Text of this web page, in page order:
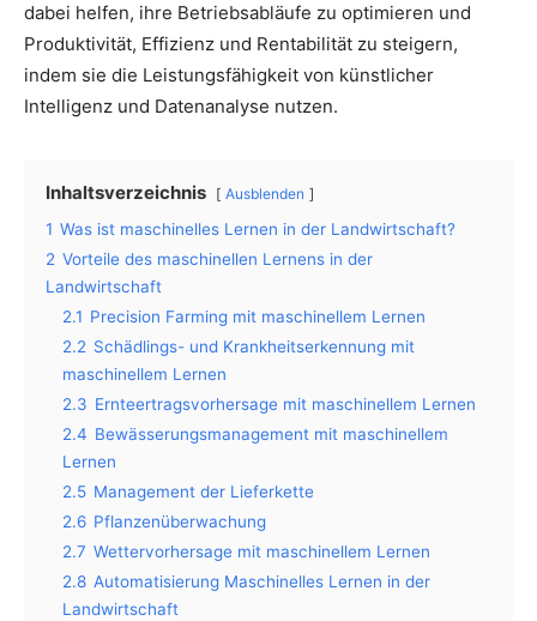
dabei helfen, ihre Betriebsabläufe zu optimieren und
Produktivität, Effizienz und Rentabilität zu steigern,
indem sie die Leistungsfähigkeit von künstlicher
Intelligenz und Datenanalyse nutzen.
Inhaltsverzeichnis Ausblenden
1 Was ist maschinelles Lernen in der Landwirtschaft?
2 Vorteile des maschinellen Lernens in der
Landwirtschaft
2.1 Precision Farming mit maschinellem Lernen
2.2 Schädlings- und Krankheitserkennung mit
maschinellem Lernen
2.3 Ernteertragsvorhersage mit maschinellem Lernen
2.4 Bewässerungsmanagement mit maschinellem
Lernen
2.5 Management der Lieferkette
2.6 Pflanzenüberwachung
2.7 Wettervorhersage mit maschinellem Lernen
2.8 Automatisierung Maschinelles Lernen in der
Landwirtschaft